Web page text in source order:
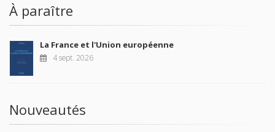
À paraître
La France et l'Union européenne
4 sept. 2026
Nouveautés